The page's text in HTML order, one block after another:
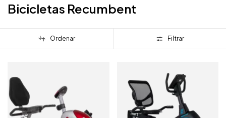
Bicicletas Recumbent
Ordenar Filtrar